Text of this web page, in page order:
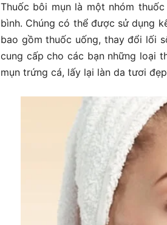
Thuốc bôi mụn là một nhóm
bình. Chúng có thể được sử dụng
bao gồm thuốc uống, thay đổi lối
cung cấp cho các bạn những loại
mụn trứng cá, lấy lại làn da tươi